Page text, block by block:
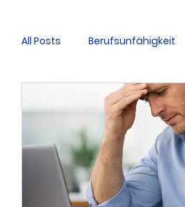
All Posts Berufsunfähigkeit